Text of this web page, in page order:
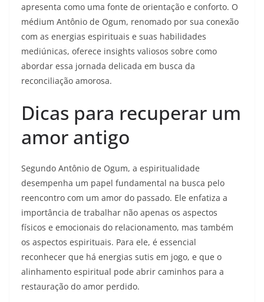
apresenta como uma fonte de orientação e conforto. O
médium Antônio de Ogum, renomado por sua conexão
com as energias espirituais e suas habilidades
mediúnicas, oferece insights valiosos sobre como
abordar essa jornada delicada em busca da
reconciliação amorosa.
Dicas para recuperar um
amor antigo
Segundo Antônio de Ogum, a espiritualidade
desempenha um papel fundamental na busca pelo
reencontro com um amor do passado. Ele enfatiza a
importância de trabalhar não apenas os aspectos
físicos e emocionais do relacionamento, mas também
os aspectos espirituais. Para ele, é essencial
reconhecer que há energias sutis em jogo, e que o
alinhamento espiritual pode abrir caminhos para a
restauração do amor perdido.